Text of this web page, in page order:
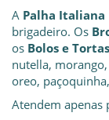
A Palha Italiana
brigadeiro. Os
os Bolos e Tortas
nutella,
oreo,
Atendem apenas